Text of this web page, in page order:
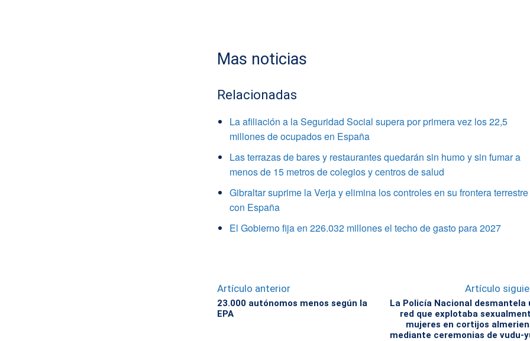
Mas noticias
Relacionadas
La afiliación a la Seguridad Social supera por primera vez los 22,5
millones de ocupados en España
Las terrazas de bares y restaurantes quedarán sin humo y sin fumar a
menos de 15 metros de colegios y centros de salud
Gibraltar suprime la Verja y elimina los controles en su frontera terrestre
con España
El Gobierno fija en 226.032 millones el techo de gasto para 2027
Artículo anterior
23.000 autónomos menos según la
EPA
Artículo
La Policía Nacional desmantela
red que explotaba
mujeres en cortijos
mediante ceremonias de vudu-